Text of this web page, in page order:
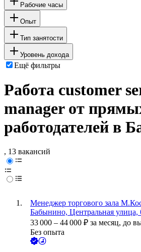
Рабочие часы
Опыт
Тип занятости
Уровень дохода
Ещё фильтры
Работа customer
manager от
работодателей в
, 13 вакансий
Менеджер торгового зала
Бабынино, Центральная улица,
33 000 – 44 000 ₽ за месяц, до
Без опыта